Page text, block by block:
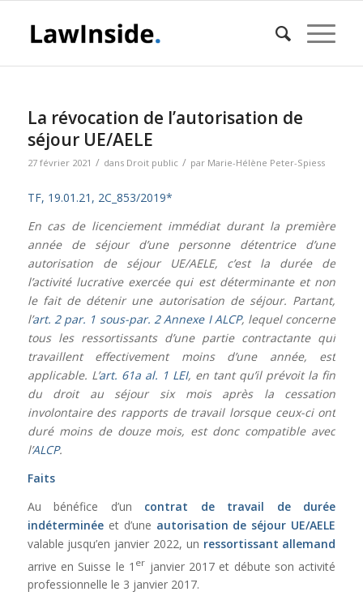
La révocation de l’autorisation de
séjour UE/AELE
27 février 2021 / dans Droit public / par Marie-Hélène Peter-Spiess
TF, 19.01.21, 2C_853/2019*
En cas de licenciement immédiat durant la première
année de séjour d’une personne détentrice d’une
autorisation de séjour UE/AELE, c’est la durée de
l’activité lucrative exercée qui est déterminante et non
le fait de détenir une autorisation de séjour. Partant,
l’art. 2 par. 1 sous-par. 2 Annexe I ALCP, lequel concerne
tous les ressortissants d’une partie contractante qui
travaillent effectivement moins d’une année, est
applicable. L’ art. 61a al. 1 LEI, en tant qu’il prévoit la fin
du droit au séjour six mois après la cessation
involontaire des rapports de travail lorsque ceux-ci ont
duré moins de douze mois, est donc compatible avec
l’ALCP.
Faits
Au bénéfice d’un contrat de travail de durée
indéterminéeet d’une autorisation de séjour UE/AELE
valable jusqu’en janvier 2022, un ressortissant allemand
arrive en Suisse le 1 er janvier 2017 et débute son activité
professionnelle le 3 janvier 2017.